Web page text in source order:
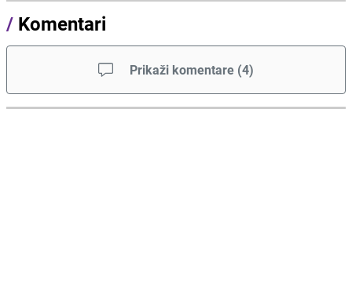
/ Komentari
Prikaži komentare (4)